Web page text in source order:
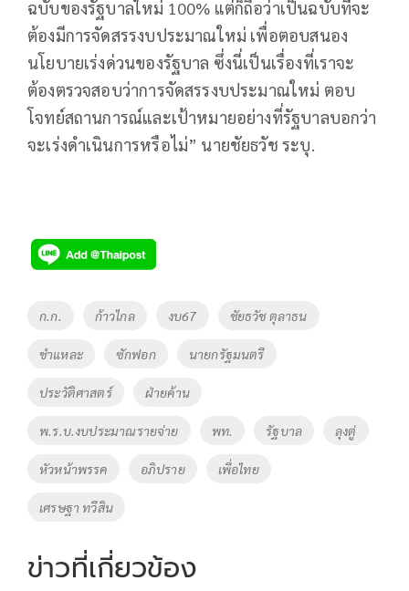
ฉบับของรัฐบาลใหม่ 100% แต่ก็ถือว่าเป็นฉบับที่จะ
ต้องมีการจัดสรรงบประมาณใหม่ เพื่อตอบสนอง
นโยบายเร่งด่วนของรัฐบาล ซึ่งนี่เป็นเรื่องที่เราจะ
ต้องตรวจสอบว่าการจัดสรรงบประมาณใหม่ ตอบ
โจทย์สถานการณ์และเป้าหมายอย่างที่รัฐบาลบอกว่า
จะเร่งดำเนินการหรือไม่” นายชัยธวัช ระบุ.
Tags
ก.ก. ก้าวไกล งบ67 ชัยธวัช ตุลาธน
ชำแหละ ซักฟอก นายกรัฐมนตรี
ประวัติศาสตร์ ฝ่ายค้าน
พ.ร.บ.งบประมาณรายจ่าย พท. รัฐบาล ลุงตู่
หัวหน้าพรรค อภิปราย เพื่อไทย
เศรษฐา ทวีสิน
ข่าวที่เกี่ยวข้อง